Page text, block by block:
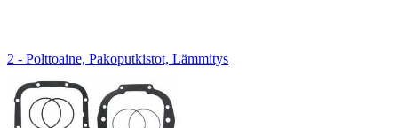
2 - Polttoaine, Pakoputkistot, Lämmitys